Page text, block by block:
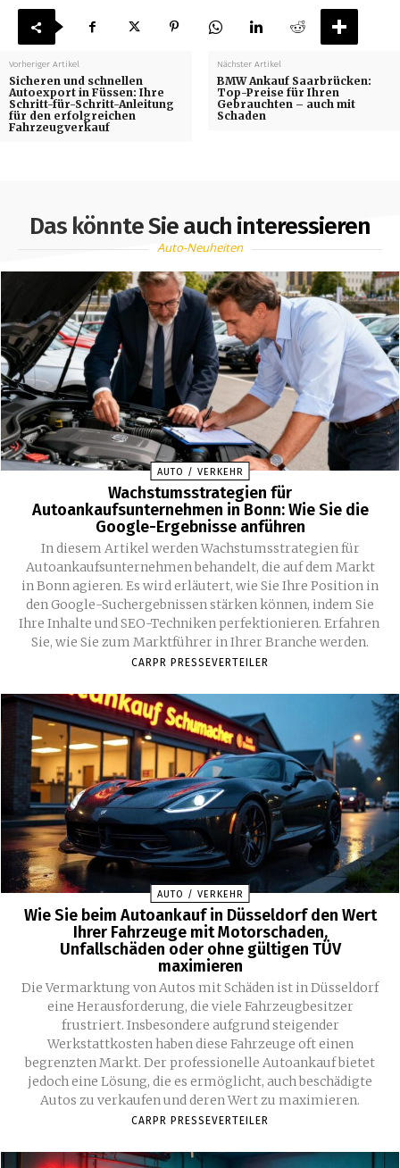
Vorheriger Artikel
Sicheren und schnellen
Autoexport in Füssen: Ihre
Schritt-für-Schritt-Anleitung
für den erfolgreichen
Fahrzeugverkauf
Nächster Artikel
BMW Ankauf Saarbrücken:
Top-Preise für Ihren
Gebrauchten – auch mit
Schaden
Das könnte Sie auch interessieren
Auto-Neuheiten
AUTO / VERKEHR
Wachstumsstrategien für
Autoankaufsunternehmen in Bonn: Wie Sie die
Google-Ergebnisse anführen
In diesem Artikel werden Wachstumsstrategien für
Autoankaufsunternehmen behandelt, die auf dem Markt
in Bonn agieren. Es wird erläutert, wie Sie Ihre Position in
den Google-Suchergebnissen stärken können, indem Sie
Ihre Inhalte und SEO-Techniken perfektionieren. Erfahren
Sie, wie Sie zum Marktführer in Ihrer Branche werden.
CARPR PRESSEVERTEILER
AUTO / VERKEHR
Wie Sie beim Autoankauf in Düsseldorf den Wert
Ihrer Fahrzeuge mit Motorschaden,
Unfallschäden oder ohne gültigen TÜV
maximieren
Die Vermarktung von Autos mit Schäden ist in Düsseldorf
eine Herausforderung, die viele Fahrzeugbesitzer
frustriert. Insbesondere aufgrund steigender
Werkstattkosten haben diese Fahrzeuge oft einen
begrenzten Markt. Der professionelle Autoankauf bietet
jedoch eine Lösung, die es ermöglicht, auch beschädigte
Autos zu verkaufen und deren Wert zu maximieren.
CARPR PRESSEVERTEILER